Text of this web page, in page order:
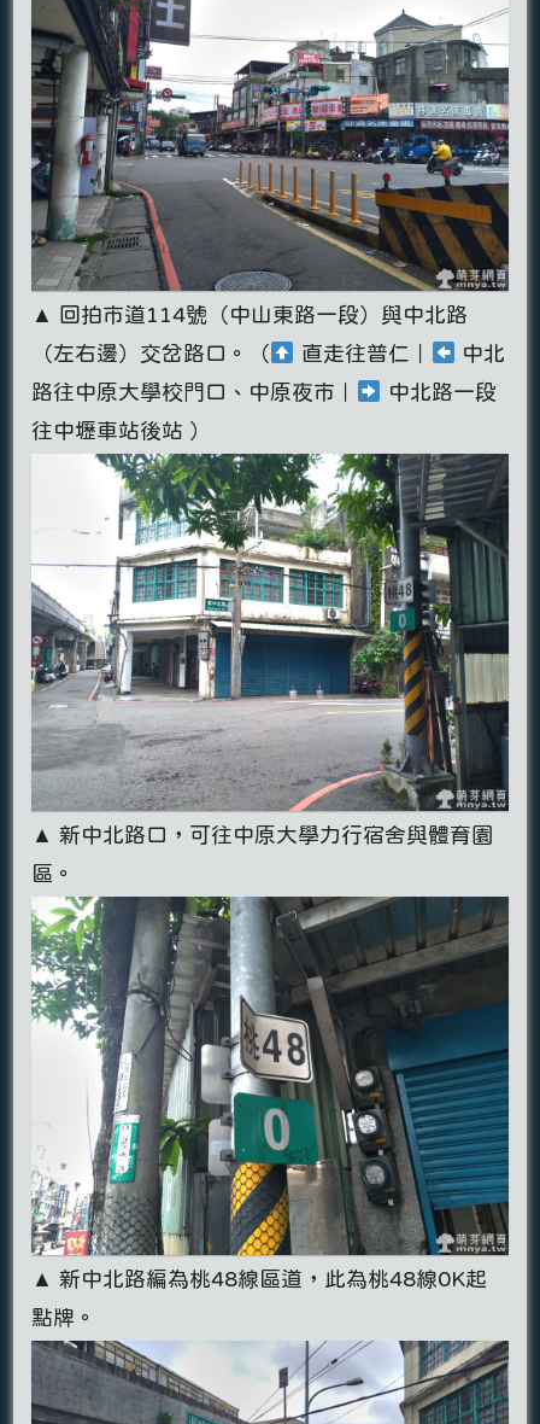
▲ 回拍市道114號（中山東路一段）與中北路
（左右邊）交岔路口。（
直走往普仁｜
中北
路往中原大學校門口、中原夜市｜
中北路一段
往中壢車站後站 ）
▲ 新中北路口，可往中原大學力行宿舍與體育園
區。
▲ 新中北路編為桃48線區道，此為桃48線0K起
點牌。